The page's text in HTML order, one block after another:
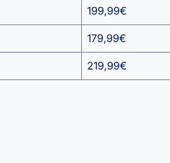
199,99€
179,99€
219,99€